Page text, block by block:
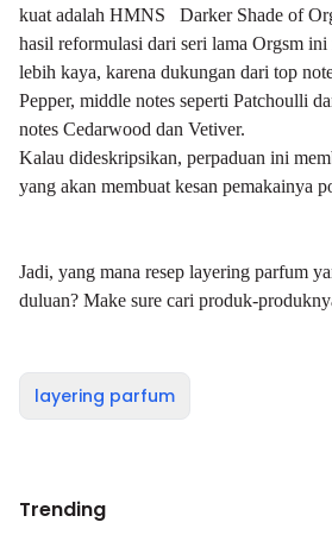
kuat adalah HMNS Darker Shade of
hasil reformulasi dari seri lama Orgsm
lebih kaya, karena dukungan dari top
Pepper, middle notes seperti Patchoulli
notes Cedarwood dan Vetiver.
Kalau dideskripsikan, perpaduan ini
yang akan membuat kesan pemakainya
Jadi, yang mana resep layering parfum
duluan? Make sure cari produk-
layering parfum
Trending